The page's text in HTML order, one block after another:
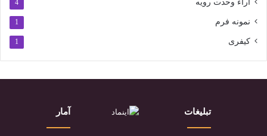
آراء وحدت رویه 4
نمونه فرم 1
کیفری 1
تبلیغات آمار